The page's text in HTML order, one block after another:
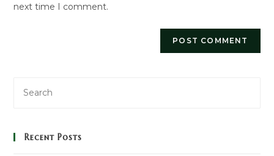
next time I comment.
Recent Posts